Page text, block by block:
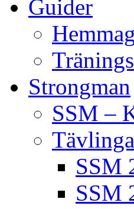
Guider
Strongman
SSM –
SSM
SSM